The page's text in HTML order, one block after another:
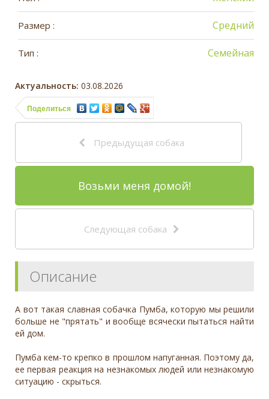
Размер : Средний
Тип : Семейная
Актуальность: 03.08.2026
Поделиться
Предыдущая собака
Возьми меня домой!
Следующая собака
Описание
А вот такая славная собачка Пумба, которую мы решили
больше не "прятать" и вообще всячески пытаться найти
ей дом.
Пумба кем-то крепко в прошлом напуганная. Поэтому да,
ее первая реакция на незнакомых людей или незнакомую
ситуацию - скрыться.